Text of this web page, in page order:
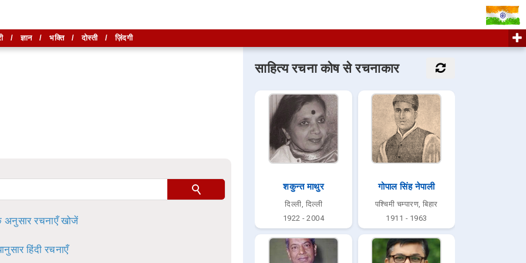
अनुसार रचनाएँ खोजें
हिंदी रचनाएँ
साहित्य रचना कोष से रचनाकार
शकुन्त माथुर
दिल्ली, दिल्ली
1922 - 2004
गोपाल सिंह नेपाली
पश्चिमी चम्पारण, बिहार
1911 - 1963
खोजें
/ज्ञान/ भक्ति/दोस्ती/ज़िंदगी
है।